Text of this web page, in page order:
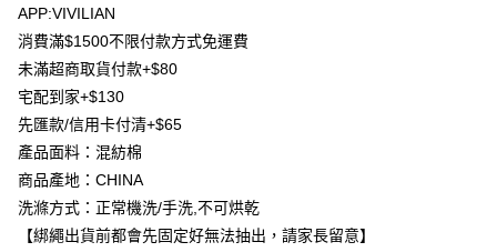
相關說明
【大哥付你分期使用說明】
2.付款方式選擇「大哥付你分期」，訂單成立後會自動跳轉到大哥付的交易
流程，驗證手機門號後，選擇欲分期的期數、繳款截止日，確認付款後即完
成交易。
3.實際核准額度、可分期數及費用金額請依後續交易確認頁面所載為準。
4.訂單成立30分鐘內，如未前往確認交易或遇審核未通過，訂單將自動取
消。如遇「轉專審核」未通過狀況，表示未達大哥付你分期系統評分，恕無
【繳款方式說明】
1.分期款項不併入電信帳單，「大哥付你分期」於每月結算日後寄送繳費提
AFTEE先享後付
相關說明
【關於「AFTEE先享後付」】
AFTEE先享後付是「在收到商品之後才付款」的支付方式。 讓您購物簡單
便利好安心！
１．簡單：不需註冊會員、不需綁卡、不需儲值。
２．便利：只要手機號碼，簡訊認證，即可結帳。
３．安心：先確認商品／服務後，再付款。
【「AFTEE先享後付」結帳流程】
ATM付款
貨到付款
運送方式
APP:VIVILIAN
消費滿$1500不限付款方式免運費
未滿超商取貨付款+$80
宅配到家+$130
先匯款/信用卡付清+$65
產品面料：混紡棉
商品產地：CHINA
洗滌方式：正常機洗/手洗,不可烘乾
【綁繩出貨前都會先固定好無法抽出，請家長留意】